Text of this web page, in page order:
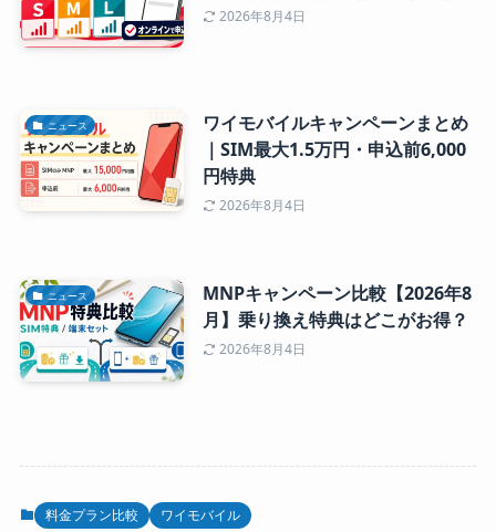
2026年8月4日
ニュース
ワイモバイルキャンペーンまとめ
｜SIM最大1.5万円・申込前6,000
円特典
2026年8月4日
ニュース
MNPキャンペーン比較【2026年8
月】乗り換え特典はどこがお得？
2026年8月4日
料金プラン比較 ワイモバイル